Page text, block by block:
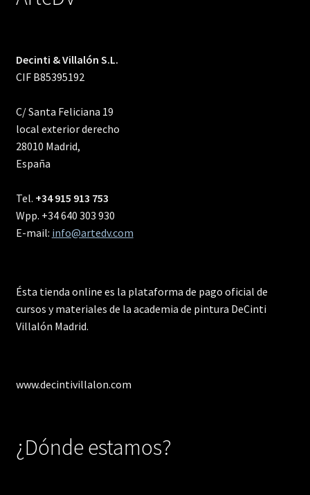
Decinti & Villalón S.L.
CIF B85395192
C/ Santa Feliciana 19
local exterior derecho
28010 Madrid,
España
Tel. +34 915 913 753
Wpp. +34 640 303 930
E-mail: info@artedv.com
Ésta tienda online es la plataforma de pago oficial de
cursos y materiales de la academia de pintura DeCinti
Villalón Madrid.
www.decintivillalon.com
¿Dónde estamos?